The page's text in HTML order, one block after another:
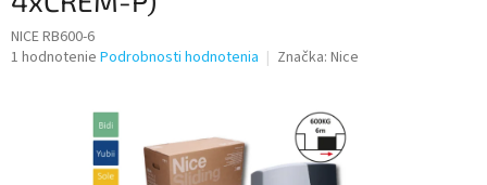
NICE RB600-6
Priemerné
1 hodnotenie Podrobnosti hodnotenia Značka: Nice